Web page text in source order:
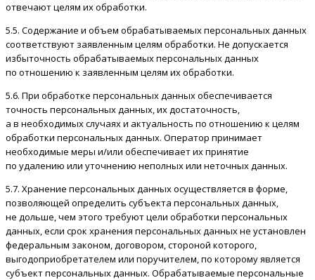
отвечают целям их обработки.
5.5. Содержание и объем обрабатываемых персональных данных
соответствуют заявленным целям обработки. Не допускается
избыточность обрабатываемых персональных данных
по отношению к заявленным целям их обработки.
5.6. При обработке персональных данных обеспечивается
точность персональных данных, их достаточность,
а в необходимых случаях и актуальность по отношению к целям
обработки персональных данных. Оператор принимает
необходимые меры и/или обеспечивает их принятие
по удалению или уточнению неполных или неточных данных.
5.7. Хранение персональных данных осуществляется в форме,
позволяющей определить субъекта персональных данных,
не дольше, чем этого требуют цели обработки персональных
данных, если срок хранения персональных данных не установлен
федеральным законом, договором, стороной которого,
выгодоприобретателем или поручителем, по которому является
субъект персональных данных. Обрабатываемые персональные